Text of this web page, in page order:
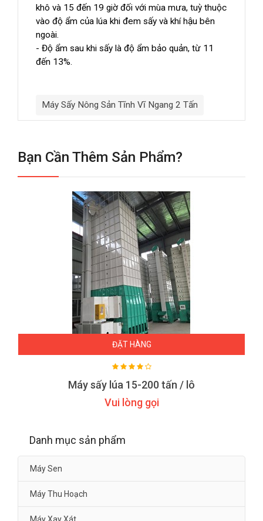
khô và 15 đến 19 giờ đối với mùa mưa, tuỳ thuộc
vào độ ẩm của lúa khi đem sấy và khí hậu bên
ngoài.
- Độ ẩm sau khi sấy là độ ẩm bảo quản, từ 11
đến 13%.
Máy Sấy Nông Sản Tĩnh Vĩ Ngang 2 Tấn
Bạn Cần Thêm Sản Phẩm?
ĐẶT HÀNG
Máy sấy lúa 15-200 tấn / lô
Vui lòng gọi
Danh mục sản phẩm
Máy Sen
Máy Thu Hoạch
Máy Xay Xát